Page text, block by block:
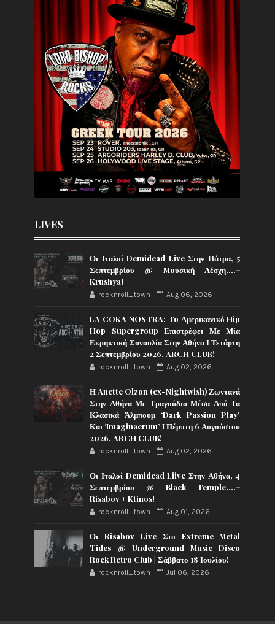
LIVES
Οι Ιταλοί Demidead Live Στην Πάτρα, 5
Σεπτεμβρίου @ Moυσική Λέσχη….+
Krushya!
rocknroll_town Aug 06, 2026
LA COKA NOSTRA: To Αμερικανικό Hip
Hop Supergroup Επιστρέφει Με Μία
Εκρηκτική Συναυλία Στην Αθήνα Ι Τετάρτη
2 Σεπτεμβρίου 2026, ARCH CLUB!
rocknroll_town Aug 02, 2026
Η Anette Olzon (ex-Nightwish) Ζωντανά
Στην Αθήνα Με Τραγούδια Μέσα Από Τα
Κλασικά Άλμπουμ ‘Dark Passion Play’
Και ‘Imaginaerum’ I Πέμπτη 6 Αυγούστου
2026, ARCH CLUB!
rocknroll_town Aug 02, 2026
Οι Ιταλοί Demidead Liive Στην Αθήνα, 4
Σεπτεμβρίου @ Black Temple….+
Risabov + Ktinos!
rocknroll_town Aug 01, 2026
Οι Risabov Live Στο Extreme Metal
Tides @ Underground Music Disco
Rock Retro Club | Σάββατο 18 Ιουλίου!
rocknroll_town Jul 06, 2026